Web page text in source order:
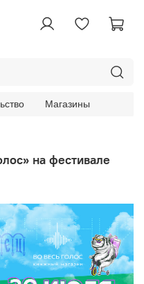
Магазины
на фестивале